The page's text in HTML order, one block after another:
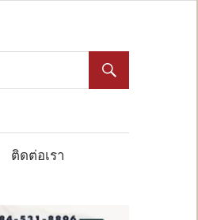
ติดต่อเรา